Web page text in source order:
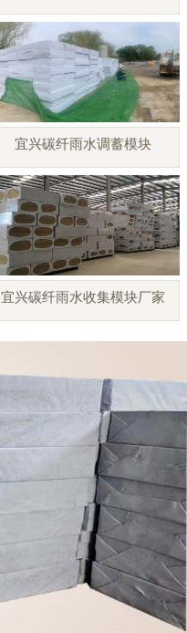
宜兴碳纤雨水调蓄模块
宜兴碳纤雨水收集模块厂家